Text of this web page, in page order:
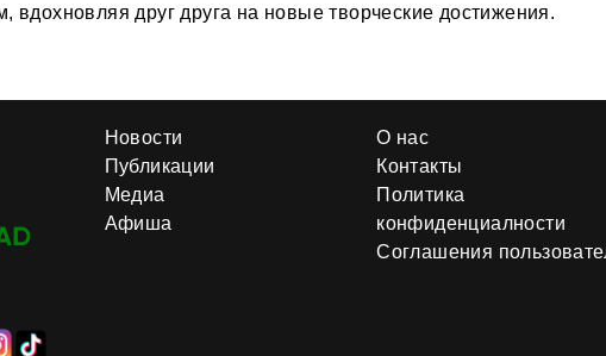
вдохновляя друг друга на новые творческие достижения.
Новости
Публикации
Медиа
Афиша
О нас
Контакты
Политика
конфиденциалности
Соглашения